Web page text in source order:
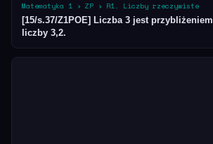
Matematyka 1 › ZP › R1. Liczby rzeczywiste
[15/s.37/Z1POE] Liczba 3 jest
liczby 3,2.